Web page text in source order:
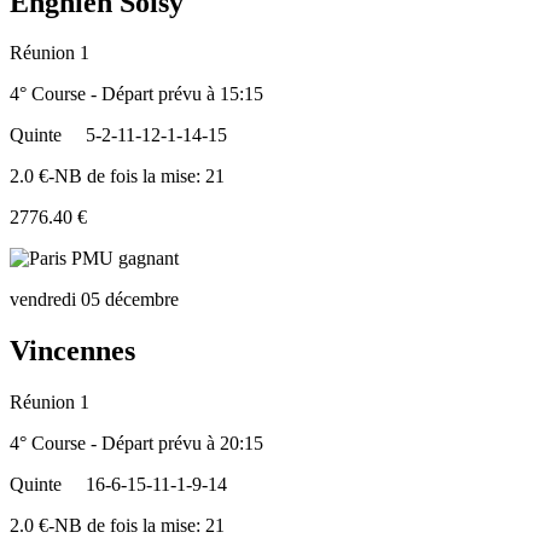
Réunion 1
4° Course - Départ prévu à 15:15
Quinte
5-2-11-12-1-14-15
2.0 €-NB de fois la mise: 21
2776.40 €
vendredi 05 décembre
Vincennes
Réunion 1
4° Course - Départ prévu à 20:15
Quinte
16-6-15-11-1-9-14
2.0 €-NB de fois la mise: 21